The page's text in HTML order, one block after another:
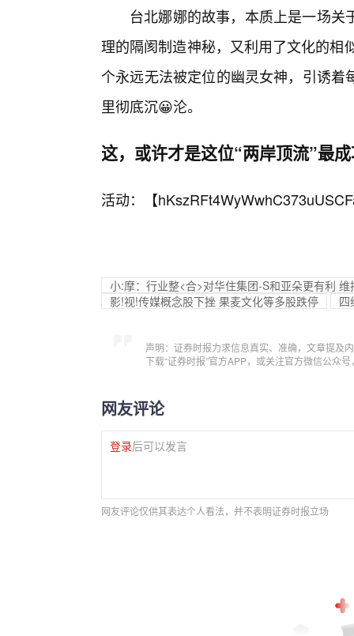
台北娜娜的故事，本质上是一场
理的隔阂制造神秘，又利用了文化的相
个永远无法被定位的幽灵女神，引诱
里彻底沉😀沦。
这，或许才是这位“两岸顶流”最
活动：【
小:摩：行业整<合>对华住集团-S和亚朵更有利 维
影!视!传媒概念股下挫 果麦文化等多股跌停
四
声明：证券时报力求信息真实、准确，文章提及
下载“证券时报”官方APP，或关注官方微信公众
网友评论
登录后可以发言
网友评论仅供其表达个人看法，并不表明证券时报立场